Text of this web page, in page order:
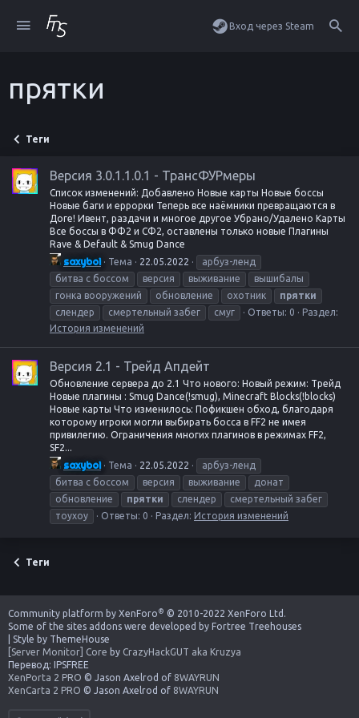
Вход через Steam
прятки
Теги
Версия 3.0.1.1.0.1 - ТрансФУРмеры
Список изменений: Добавлено Новые карты Новые боссы
Новые баги и еррорки Теперь все наёмники превращаются в
Доге! Ивент, раздачи и многое другое Убрано/Удалено Карты
Все боссы в ФФ2 и СФ2, оставлены только новые Плагины
Rave & Default & Smug Dance
saxyboi Тема 22.05.2022
арбуз-ленд
битва с боссом
версия выживание
вышибалы
гонка вооружений
обновление охотник
прятки
слендер
смертельный забег смуг Ответы: 0
Раздел:
История изменений
Версия 2.1 - Трейд Апдейт
Обновление сервера до 2.1 Что нового: Новый режим: Трейд
Новые плагины : Smug Dance(!smug), Minecraft Blocks(!blocks)
Новые карты Что изменилось: Пофикшен обход, благодаря
которому игроки могли выбирать босса в FF2 не имея
привилегию. Ограничения многих плагинов в режимах FF2,
SF2...
saxyboi Тема 22.05.2022
арбуз-ленд
битва с боссом
версия выживание
донат
обновление
прятки слендер
смертельный забег
тоухоу
Ответы: 0 Раздел: История изменений
Теги
Community platform by XenForo ® © 2010-2022 XenForo Ltd.
Some of the sites addons were developed by Fortree Treehouses
Style by ThemeHouse
[Server Monitor] Core by CrazyHackGUT aka Kruzya
Перевод:
IPSFREE
XenPorta 2 PRO © Jason Axelrod of 8WAYRUN
XenCarta 2 PRO © Jason Axelrod of 8WAYRUN